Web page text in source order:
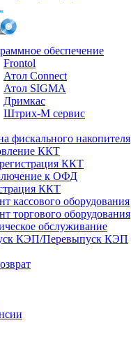
обеспечение
Frontol
Атол Connect
Атол SIGMA
Дримкас
Штрих-М сервис
фискального накопителя
ККТ
ККТ
к ОФД
ККТ
кассового оборудования
торгового оборудования
обслуживание
КЭП/Перевыпуск КЭП